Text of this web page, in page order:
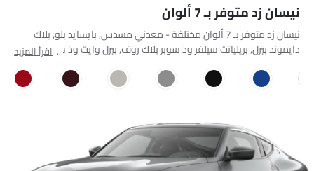
نيسان زد متوفر بـ 7 ألوان
نيسان زد متوفر بـ 7 ألوان مختلفة - معدني مسدس, بايسايد بلو, بلاك
دايموند بيرل, بريليانت سيلفر وذ سوبر بلاك روف, بيرل وايت وذ سوبر بلاك
اقرأ المزيد